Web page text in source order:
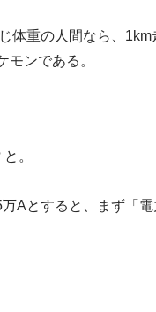
体重の人間なら、1km
ンである。
。
Aとすると、まず「電